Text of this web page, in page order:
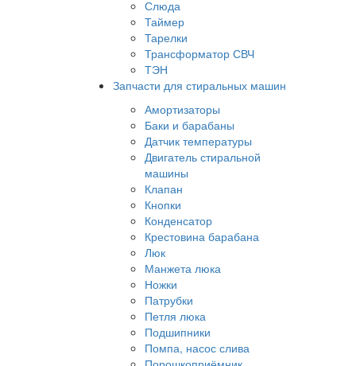
Слюда
Таймер
Тарелки
Трансформатор СВЧ
ТЭН
Запчасти для стиральных машин
Амортизаторы
Баки и барабаны
Датчик температуры
Двигатель стиральной
машины
Клапан
Кнопки
Конденсатор
Крестовина барабана
Люк
Манжета люка
Ножки
Патрубки
Петля люка
Подшипники
Помпа, насос слива